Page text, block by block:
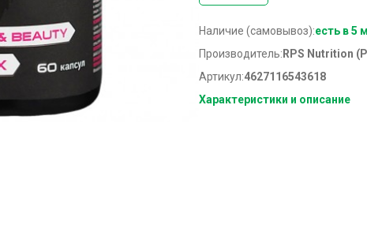
Наличие (самовывоз):есть в 5
Производитель: RPS Nutrition
Артикул:4627116543618
Характеристики и описание